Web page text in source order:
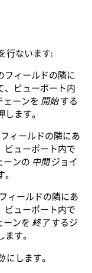
行ないます:
フィールドの隣に
、ビューポート内
ェーンを 開始する
します。
ィールドの隣にあ
ビューポート内で
ーンの 中間ジョイ
ィールドの隣にあ
ビューポート内で
ーンを 終了するジ
ます。
にします。